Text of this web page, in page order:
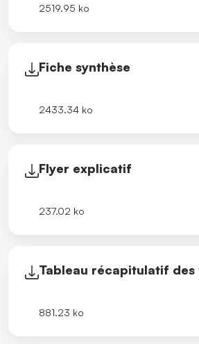
2519.95 ko
Fiche synthèse
2433.34 ko
Flyer explicatif
237.02 ko
Tableau récapitulatif des
881.23 ko